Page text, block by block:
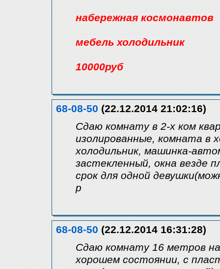
набережная космонавтов
мебель холодильник
10000руб
68-08-50 (22.12.2014 21:02:16)
Сдаю комнату в 2-х ком
изолированные, комната в
холодильник, машинка-
застекленный, окна везде
срок для одной
р
68-08-50 (22.12.2014 16:31:28)
Сдаю комнату 16 метров
хорошем состоянии, с